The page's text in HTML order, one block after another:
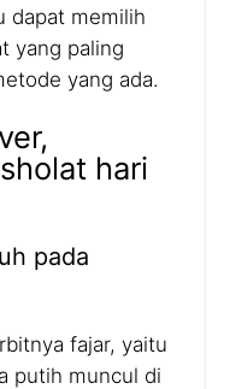
dapat memilih
yang paling
yang ada.
hari
pada
fajar, yaitu
putih muncul di